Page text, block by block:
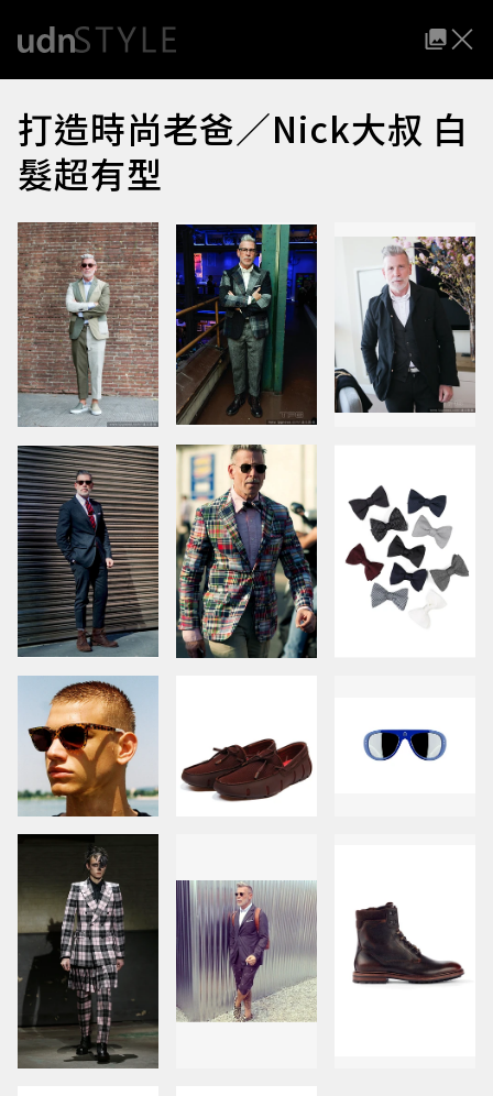
打造時尚老爸／Nick大叔 白
髮超有型